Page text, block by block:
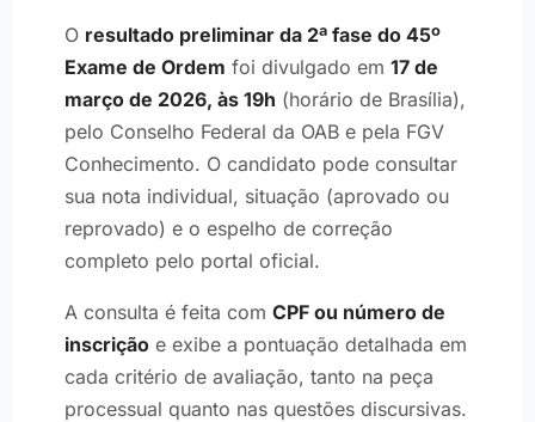
O resultado preliminar da 2ª fase do 45º
Exame de Ordem foi divulgado em 17 de
março de 2026, às 19h (horário de Brasília),
pelo Conselho Federal da OAB e pela FGV
Conhecimento. O candidato pode consultar
sua nota individual, situação (aprovado ou
reprovado) e o espelho de correção
completo pelo portal oficial.
A consulta é feita com CPF ou número de
inscrição e exibe a pontuação detalhada em
cada critério de avaliação, tanto na peça
processual quanto nas questões discursivas.